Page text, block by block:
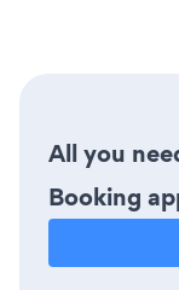
All you
Booking